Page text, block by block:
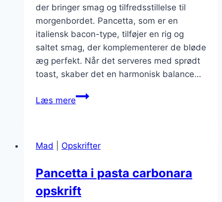
der bringer smag og tilfredsstillelse til
morgenbordet. Pancetta, som er en
italiensk bacon-type, tilføjer en rig og
saltet smag, der komplementerer de bløde
æg perfekt. Når det serveres med sprødt
toast, skaber det en harmonisk balance…
Læs merePancetta
toast
Mad Opskrifter
Pancetta i pasta carbonara
opskrift